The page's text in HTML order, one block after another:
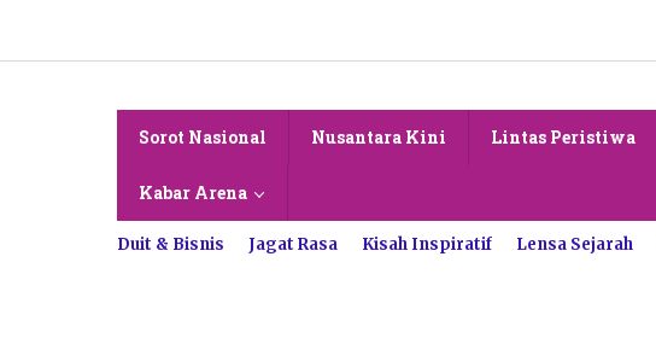
konten
Sorot Nasional Nusantara Kini Lintas Peristiwa
Kabar Arena
Duit & Bisnis Jagat Rasa Kisah Inspiratif Lensa Sejarah